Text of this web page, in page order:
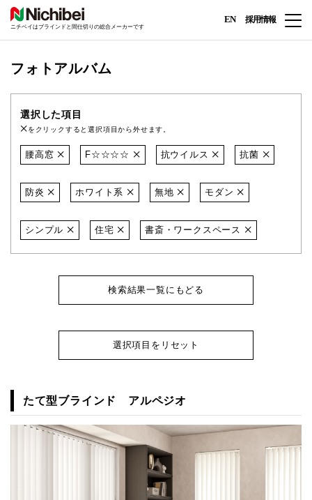
ニチベイはブラインドと間仕切りの総合メーカーです
EN 採用情報
フォトアルバム
選択した項目
をクリックすると選択項目から外せます。
腰高窓 F☆☆☆☆ 抗ウイルス 抗菌
防炎 ホワイト系 無地 モダン
シンプル 住宅 書斎・ワークスペース
検索結果一覧にもどる
選択項目をリセット
たて型ブラインド アルペジオ